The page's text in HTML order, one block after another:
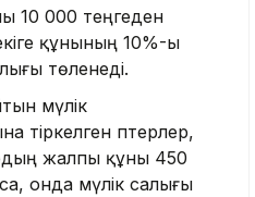
10 000 теңгеден
құнының 10%-ы
төленеді.
мүлік
тіркелген пәтерлер,
жалпы құны 450
онда мүлік салығы